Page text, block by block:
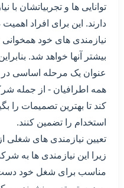
توانایی ها و تجربیاتشان
دارند. این برای افراد
نیازمندی های خود
بیشتر آنها خواهد شد.
عنوان یک مرحله اساسی در
همه اطرافیان - از جمله
کند تا بهترین تصمیمات را
استخدام را تضمین کنند.
تعیین نیازمندی های شغلی
زیرا این نیازمندی ها به
مناسب برای شغل خود دست